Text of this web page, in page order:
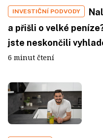
INVESTIČNÍ PODVODY
a přišli o velké
jste neskončili
6 minut čtení